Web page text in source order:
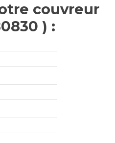
couvreur
) :